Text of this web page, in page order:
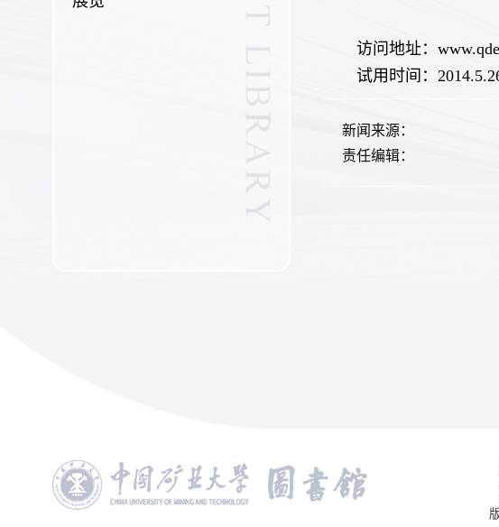
访问地址：
试用时间：
新闻来源：
责任编辑：